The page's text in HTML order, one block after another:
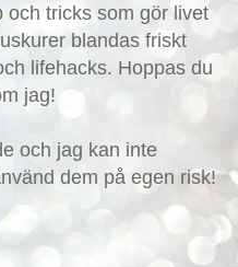
och tricks som gör livet
blandas friskt
lifehacks. Hoppas du
jag!
och jag kan inte
dem på egen risk!